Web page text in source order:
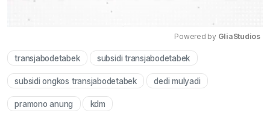
Powered by GliaStudios
transjabodetabek subsidi transjabodetabek
subsidi ongkos transjabodetabek dedi mulyadi
pramono anung kdm